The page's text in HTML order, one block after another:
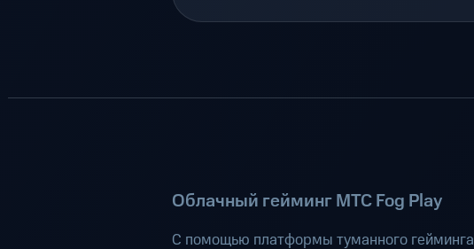
Облачный гейминг МТС Fog Play
С помощью платформы туманного гейминга